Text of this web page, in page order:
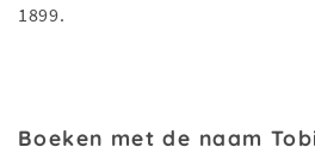
1899.
Boeken met de naam